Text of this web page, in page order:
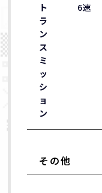
ト
ラ
ン
ス
ミ
ッ
シ
ョ
ン
6速
その他